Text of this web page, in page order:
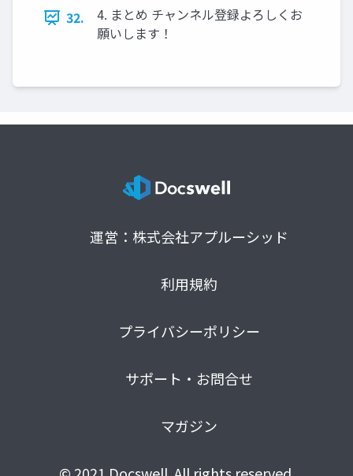
32.
4. まとめ チャンネル登録よろしくお
願いします！
運営：株式会社アプルーシッド
利用規約
プライバシーポリシー
サポート・お問合せ
マガジン